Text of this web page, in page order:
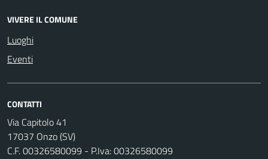
VIVERE IL COMUNE
Luoghi
Eventi
CONTATTI
Via Capitolo 41
17037 Onzo (SV)
C.F. 00326580099 - P.Iva: 00326580099